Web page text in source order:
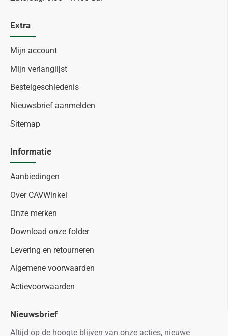
Extra
Mijn account
Mijn verlanglijst
Bestelgeschiedenis
Nieuwsbrief aanmelden
Sitemap
Informatie
Aanbiedingen
Over CAVWinkel
Onze merken
Download onze folder
Levering en retourneren
Algemene voorwaarden
Actievoorwaarden
Nieuwsbrief
Altijd op de hoogte blijven van onze acties, nieuwe